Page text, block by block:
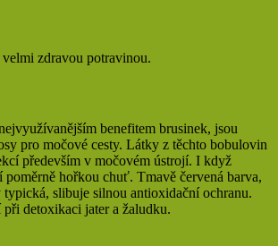
zdravou potravinou.
benefitem brusinek, jsou
pro močové cesty. Látky z těchto bobulovin
především v močovém ústrojí. I když
hořkou chuť. Tmavě červená barva,
slibuje silnou antioxidační ochranu.
detoxikaci jater a žaludku.